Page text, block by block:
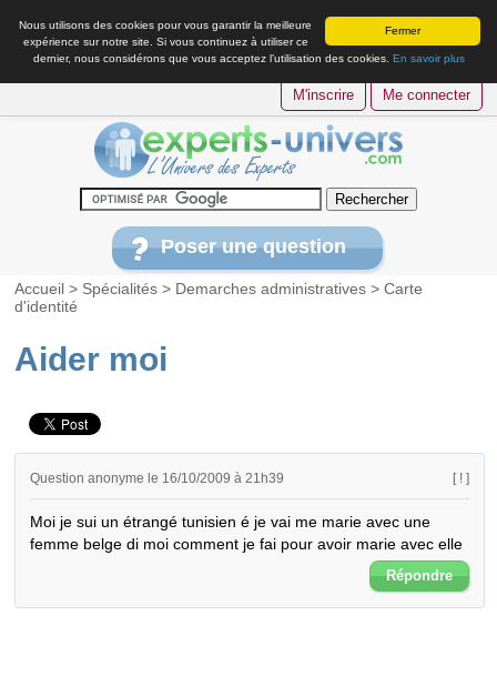
Fermer
Nous utilisons des cookies pour vous garantir la meilleure
expérience sur notre site. Si vous continuez à utiliser ce
dernier, nous considérons que vous acceptez l’utilisation des cookies. En savoir plus
M'inscrire Me connecter
Poser une question
Accueil > Spécialités > Demarches administratives >Carte
d'identité
Aider moi
Question anonyme le 16/10/2009 à 21h39 [ ! ]
Moi je sui un étrangé tunisien é je vai me marie avec une
femme belge di moi comment je fai pour avoir marie avec elle
Répondre